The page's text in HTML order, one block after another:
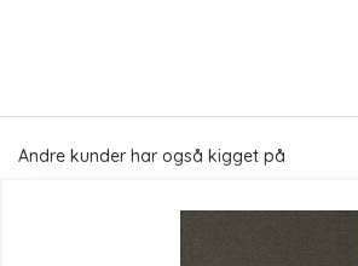
Andre kunder har også kigget på